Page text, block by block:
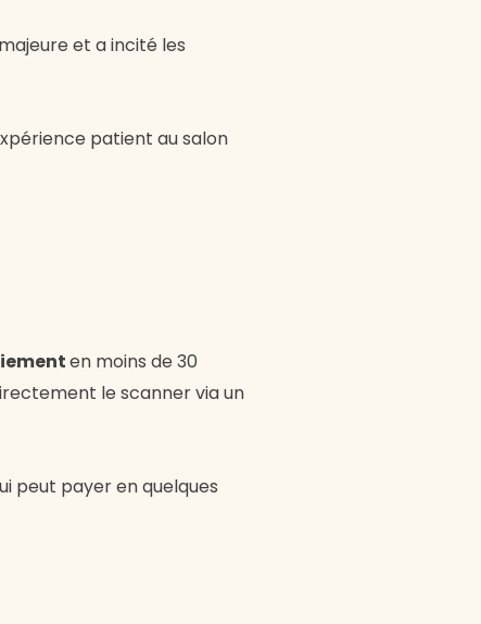
et a incité les
patient au salon
en moins de 30
le scanner via un
peut payer en quelques